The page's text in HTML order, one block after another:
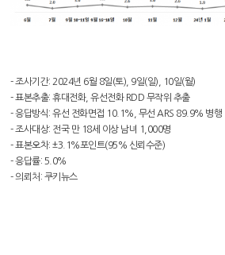
- 조사기간: 2024년 6월 8일(토), 9일(일), 10일(월)
- 표본추출: 휴대전화, 유선전화 RDD 무작위 추출
- 응답방식: 유선 전화면접 10.1%, 무선 ARS 89.9% 병행
- 조사대상: 전국 만 18세 이상 남녀 1,000명
- 표본오차: ±3.1%포인트(95% 신뢰수준)
- 응답률: 5.0%
- 의뢰처: 쿠키뉴스